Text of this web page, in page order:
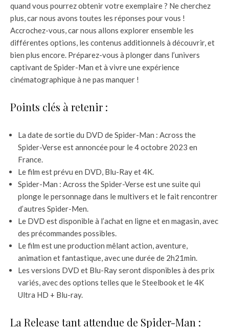
quand vous pourrez obtenir votre exemplaire ? Ne cherchez
plus, car nous avons toutes les réponses pour vous !
Accrochez-vous, car nous allons explorer ensemble les
différentes options, les contenus additionnels à découvrir, et
bien plus encore. Préparez-vous à plonger dans l’univers
captivant de Spider-Man et à vivre une expérience
cinématographique à ne pas manquer !
Points clés à retenir :
La date de sortie du DVD de Spider-Man : Across the
Spider-Verse est annoncée pour le 4 octobre 2023 en
France.
Le film est prévu en DVD, Blu-Ray et 4K.
Spider-Man : Across the Spider-Verse est une suite qui
plonge le personnage dans le multivers et le fait rencontrer
d’autres Spider-Men.
Le DVD est disponible à l’achat en ligne et en magasin, avec
des précommandes possibles.
Le film est une production mêlant action, aventure,
animation et fantastique, avec une durée de 2h21min.
Les versions DVD et Blu-Ray seront disponibles à des prix
variés, avec des options telles que le Steelbook et le 4K
Ultra HD + Blu-ray.
La Release tant attendue de Spider-Man :